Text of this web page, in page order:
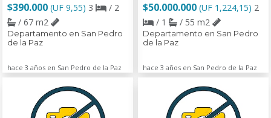
$390.000 (UF 9,55) 3
/ 2
/ 67 m2
Departamento en San Pedro
de la Paz
hace 3 años en San Pedro de la Paz
$50.000.000 (UF 1,224,15) 2
/ 1
/ 55 m2
Departamento en San Pedro
de la Paz
hace 3 años en San Pedro de la Paz